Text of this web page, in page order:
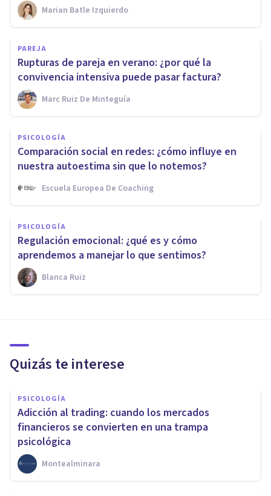
Marian Batle Izquierdo
PAREJA
Rupturas de pareja en verano: ¿por qué la
convivencia intensiva puede pasar factura?
Marc Ruiz De Minteguía
PSICOLOGÍA
Comparación social en redes: ¿cómo influye en
nuestra autoestima sin que lo notemos?
Escuela Europea De Coaching
PSICOLOGÍA
Regulación emocional: ¿qué es y cómo
aprendemos a manejar lo que sentimos?
Blanca Ruiz
Quizás te interese
PSICOLOGÍA
Adicción al trading: cuando los mercados
financieros se convierten en una trampa
psicológica
Montealminara